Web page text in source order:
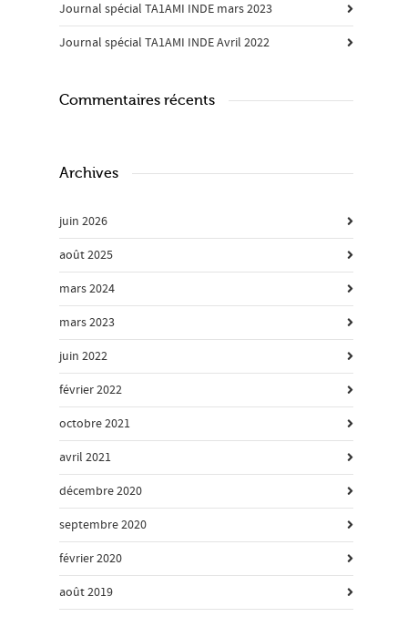
Journal spécial TA1AMI INDE mars 2023
Journal spécial TA1AMI INDE Avril 2022
Commentaires récents
Archives
juin 2026
août 2025
mars 2024
mars 2023
juin 2022
février 2022
octobre 2021
avril 2021
décembre 2020
septembre 2020
février 2020
août 2019